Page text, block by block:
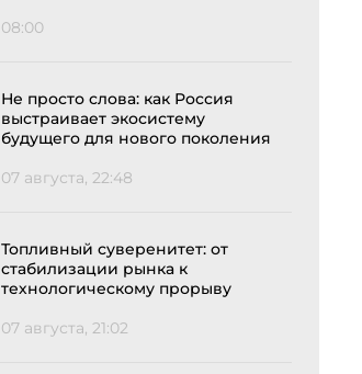
08:00
Не просто слова: как Россия
выстраивает экосистему
будущего для нового поколения
07 августа, 22:48
Топливный суверенитет: от
стабилизации рынка к
технологическому прорыву
07 августа, 21:02